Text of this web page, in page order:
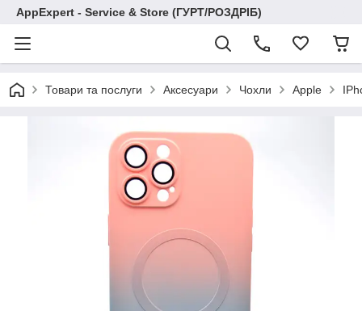
AppExpert - Service & Store (ГУРТ/РОЗДРІБ)
Товари та послуги Аксесуари Чохли Apple